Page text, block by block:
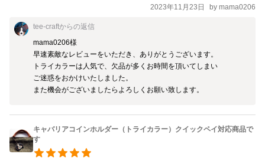
2023年11月23日 by mama0206
tee-craftからの返信
mama0206様
早速素敵なレビューをいただき、ありがとうございます。
トライカラーは人気で、欠品が多くお時間を頂いてしまい
ご迷惑をおかけいたしました。
また機会がございましたらよろしくお願い致します。
キャバリアコインホルダー（トライカラー）クイックペイ対応商品で
す